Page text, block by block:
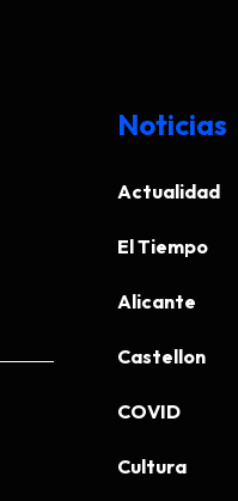
Noticias
Actualidad
El Tiempo
Alicante
Castellon
COVID
Cultura